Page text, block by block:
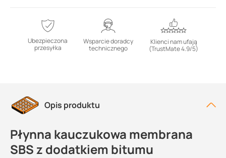
Ubezpieczona
przesyłka
Wsparcie doradcy
technicznego
Klienci nam ufają
(TrustMate 4.9/5)
Opis produktu
Płynna kauczukowa membrana
SBS z dodatkiem bitumu